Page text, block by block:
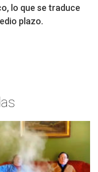
lo que se traduce
plazo.